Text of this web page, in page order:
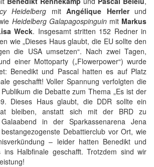
Heidelberg mit Angélique Herrlerund
Heidelberg Galapagospinguin mit Markus
Weck. Insgesamt stritten 152 Redner in
wie „Dieses Haus glaubt, die EU sollte den
die USA umsetzen“. Nach zwei Tagen,
einer Mottoparty („Flowerpower“) wurde
Benedikt und Pascal hatten es auf Platz
geschafft! Voller Spannung verfolgten die
die Debatte zum Thema „Es ist der
Dieses Haus glaubt, die DDR sollte ein
bleiben, anstatt sich mit der BRD zu
in der Sparkassenarena Jena
Debattierclub vor Ort, wie
– leider hatten Benedikt und
Halbfinale geschafft. Trotzdem sind wir